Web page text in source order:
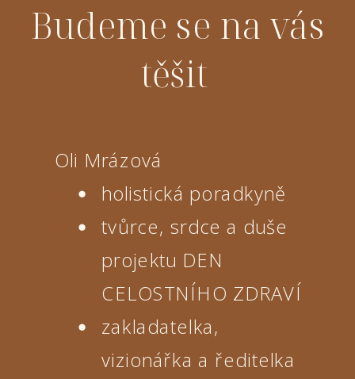
Budeme se na vás
těšit
Oli Mrázová
holistická poradkyně
tvůrce, srdce a duše
projektu DEN
CELOSTNÍHO ZDRAVÍ
zakladatelka,
vizionářka a ředitelka